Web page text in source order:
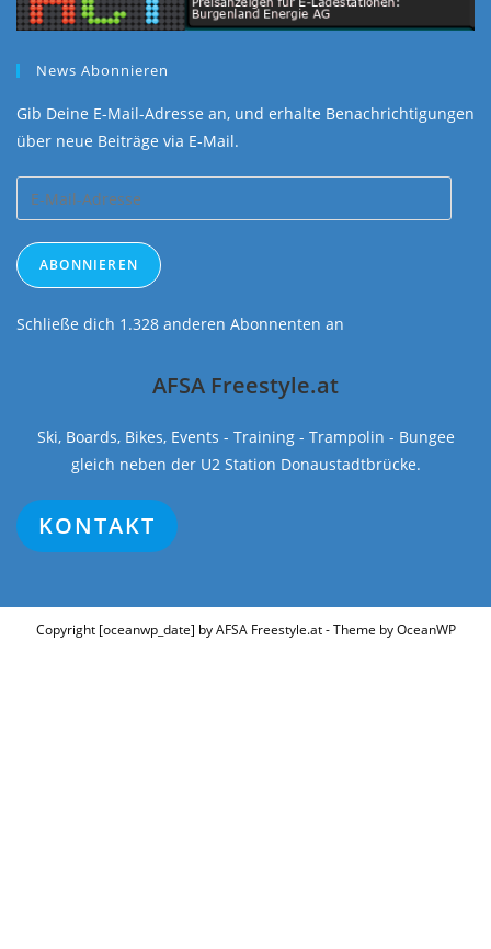
News Abonnieren
Gib Deine E-Mail-Adresse an, und erhalte Benachrichtigungen
über neue Beiträge via E-Mail.
Mail-
Adresse
ABONNIEREN
Schließe dich 1.328 anderen Abonnenten an
AFSA Freestyle.at
Ski, Boards, Bikes, Events - Training - Trampolin - Bungee
gleich neben der U2 Station Donaustadtbrücke.
KONTAKT
Copyright [oceanwp_date] by AFSA Freestyle.at - Theme by OceanWP